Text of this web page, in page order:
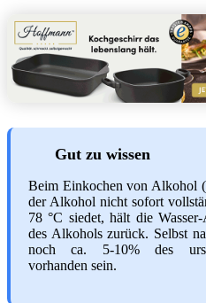
Gut zu wissen
Beim Einkochen von Alkohol
der Alkohol nicht sofort
78 °C siedet, hält die
des Alkohols zurück. Selbst
noch ca. 5-10% des
vorhanden sein.